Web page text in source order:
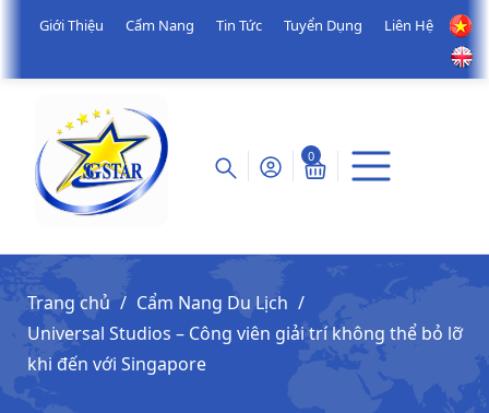
Giới Thiệu Cẩm Nang Tin Tức Tuyển Dụng Liên Hệ
0
Trang chủ
Cẩm Nang Du Lịch
Universal Studios – Công viên giải trí không thể bỏ lỡ
khi đến với Singapore